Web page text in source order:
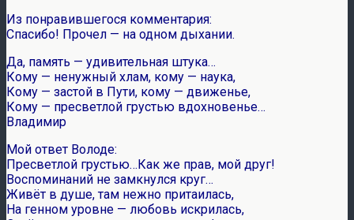
Из понравившегося комментария:
Спасибо! Прочел — на одном дыхании.
Да, память — удивительная штука…
Кому — ненужный хлам, кому — наука,
Кому — застой в Пути, кому — движенье,
Кому — пресветлой грустью вдохновенье…
Владимир
Мой ответ Володе:
Пресветлой грустью…Как же прав, мой друг!
Воспоминаний не замкнулся круг…
Живёт в душе, там нежно притаилась,
На генном уровне — любовь искрилась,